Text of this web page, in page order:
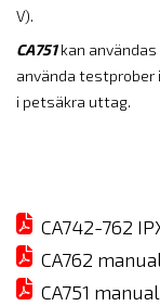
V).
CA751kan
använda
i petsäkra uttag.
CA742-762
CA762
CA751